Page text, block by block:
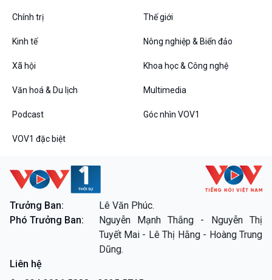
VOV1 đặc biệt
Chân dung cuộc sống
Chính trị Thế giới
Kinh tế Nông nghiệp & Biển đảo
Xã hội Khoa học & Công nghệ
Văn hoá & Du lịch Multimedia
Podcast Góc nhìn VOV1
VOV1 đặc biệt
Trưởng Ban:
Lê Văn Phúc.
Phó Trưởng Ban:
Nguyễn Mạnh Thắng - Nguyễn Thị
Tuyết Mai - Lê Thị Hằng - Hoàng Trung
Dũng.
Liên hệ